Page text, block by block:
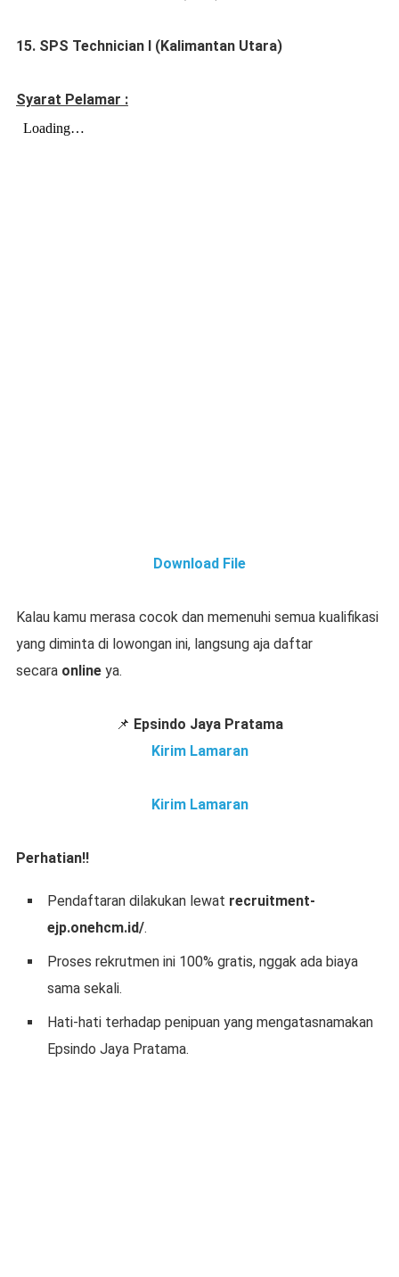
15. SPS Technician I (Kalimantan Utara)
Syarat Pelamar :
Download File
Kalau kamu merasa cocok dan memenuhi semua kualifikasi
yang diminta di lowongan ini, langsung aja daftar
secara online ya.
📌 Epsindo Jaya Pratama
Kirim Lamaran
Kirim Lamaran
Perhatian!!
Pendaftaran dilakukan lewat recruitment-
ejp.onehcm.id/.
Proses rekrutmen ini 100% gratis, nggak ada biaya
sama sekali.
Hati-hati terhadap penipuan yang mengatasnamakan
Epsindo Jaya Pratama.